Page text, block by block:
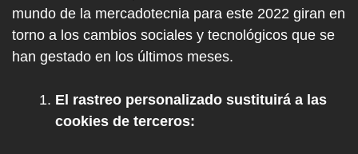
mundo de la mercadotecnia para este 2022 giran en
torno a los cambios sociales y tecnológicos que se
han gestado en los últimos meses.
El rastreo personalizado sustituirá a las
cookies de terceros: